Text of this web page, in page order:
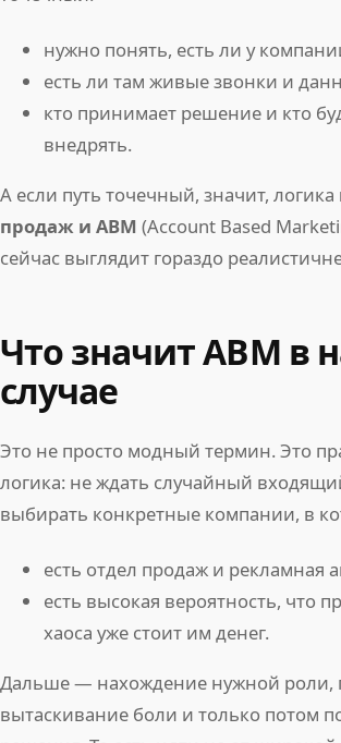
нужно понять, есть ли у
есть ли там живые звонки и
кто принимает решение и кто
внедрять.
А если путь точечный, значит, логика
продаж и ABM (Account Based
сейчас выглядит гораздо
Что значит ABM в
случае
Это не просто модный термин. Это
логика: не ждать случайный
выбирать конкретные компании, в
есть отдел продаж и рекламная
есть высокая вероятность, что
хаоса уже стоит им денег.
Дальше — нахождение нужной роли,
вытаскивание боли и только потом